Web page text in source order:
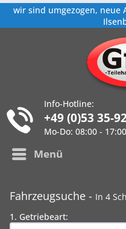
wir sind umgezogen, neue
Info-Hotline:
+49 (0)53 35-
Mo-Do: 08:00 -
Menü
Fahrzeugsuche - In 4
1. Getriebeart: